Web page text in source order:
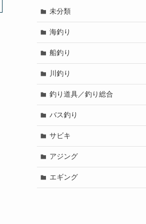
未分類
海釣り
船釣り
川釣り
釣り道具／釣り総合
バス釣り
サビキ
アジング
エギング